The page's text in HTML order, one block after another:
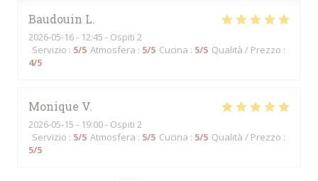
Baudouin L
2026-05-16- 12:45 - Ospiti 2
Servizio : 5/5 Atmosfera : 5/5 Cucina : 5/5 Qualità / Prezzo :
4/5
Monique V
2026-05-15 - 19:00 - Ospiti 2
Servizio : 5/5 Atmosfera : 5/5 Cucina : 5/5 Qualità / Prezzo :
5/5